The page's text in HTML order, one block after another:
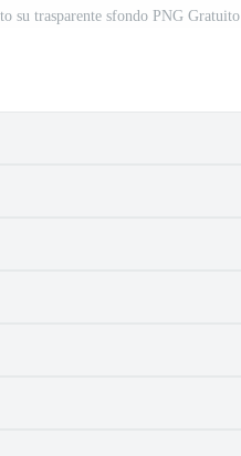
su trasparente sfondo PNG Gratuito